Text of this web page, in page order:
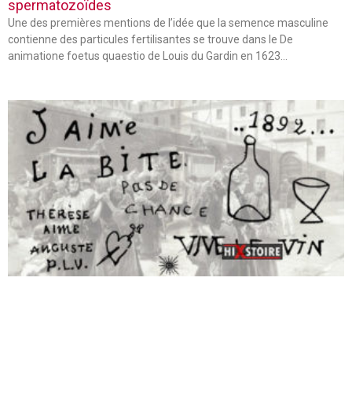
spermatozoïdes
Une des premières mentions de l’idée que la semence masculine
contienne des particules fertilisantes se trouve dans le De
animatione foetus quaestio de Louis du Gardin en 1623…